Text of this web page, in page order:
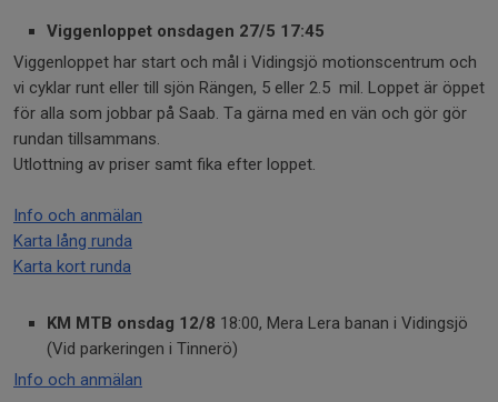
Viggenloppet onsdagen 27/5 17:45
Viggenloppet har start och mål i Vidingsjö motionscentrum och
vi cyklar runt eller till sjön Rängen, 5 eller 2.5 mil. Loppet är öppet
för alla som jobbar på Saab. Ta gärna med en vän och gör gör
rundan tillsammans.
Utlottning av priser samt fika efter loppet.
Info och anmälan
Karta lång runda
Karta kort runda
KM MTB onsdag 12/8 18:00, Mera Lera banan i Vidingsjö
(Vid parkeringen i Tinnerö)
Info och anmälan